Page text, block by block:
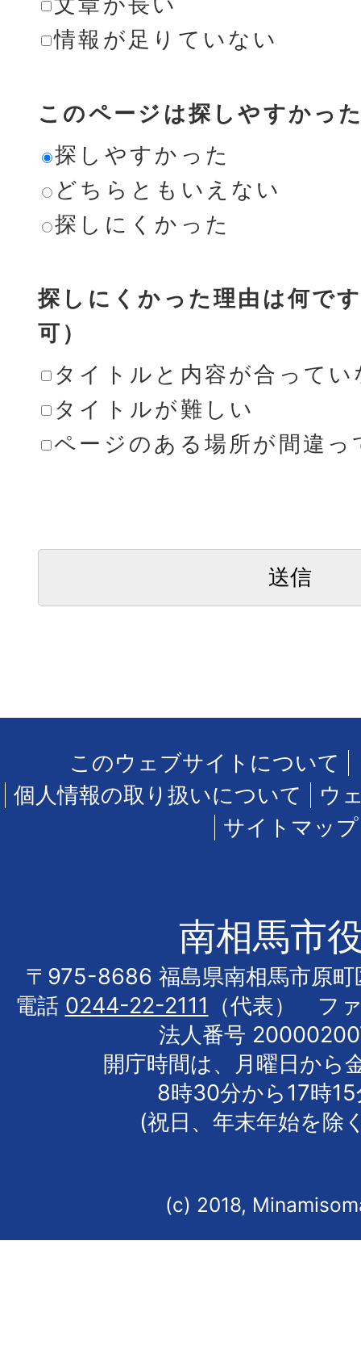
情報が足りていない
このページは探しやすかっ
探しやすかった
どちらともいえない
探しにくかった
探しにくかった理由は何で
可）
タイトルと内容が合ってい
タイトルが難しい
ページのある場所が間違っ
このウェブサイトについて
個人情報の取り扱いについて
ウ
サイトマップ
南相馬市
〒975-8686 福島県南相馬市原町
電話 0244-22-2111
（代表） フ
法人番号
開庁時間は、月曜日から
8時30分から17時
(祝日、年末年始を除
(c) 2018,